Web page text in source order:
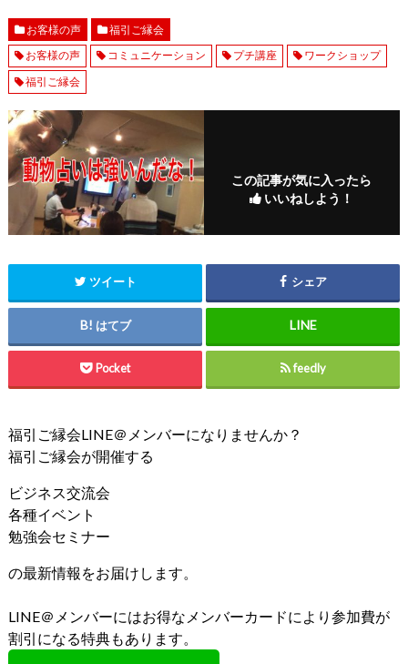
お客様の声
福引ご縁会
お客様の声
コミュニケーション プチ講座
ワークショップ
福引ご縁会
この記事が気に入ったら
いいねしよう！
ツイート シェア
はてブ
Pocket feedly
福引ご縁会LINE＠メンバーになりませんか？
福引ご縁会が開催する
ビジネス交流会
各種イベント
勉強会セミナー
の最新情報をお届けします。
LINE＠メンバーにはお得なメンバーカードにより参加費が
割引になる特典もあります。